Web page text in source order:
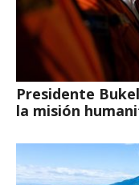
Presidente
la misión